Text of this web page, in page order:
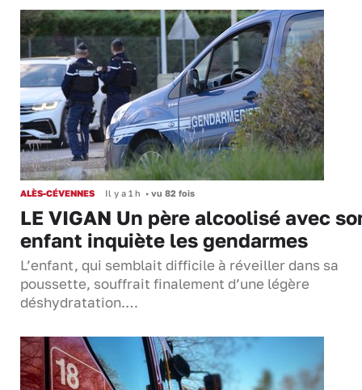
ALÈS-CÉVENNES Il y a 1 h • vu 82 fois
LE VIGAN Un père alcoolisé avec
enfant inquiète les gendarmes
L’enfant, qui semblait difficile à réveiller dans sa
poussette, souffrait finalement d’une légère
déshydratation.…